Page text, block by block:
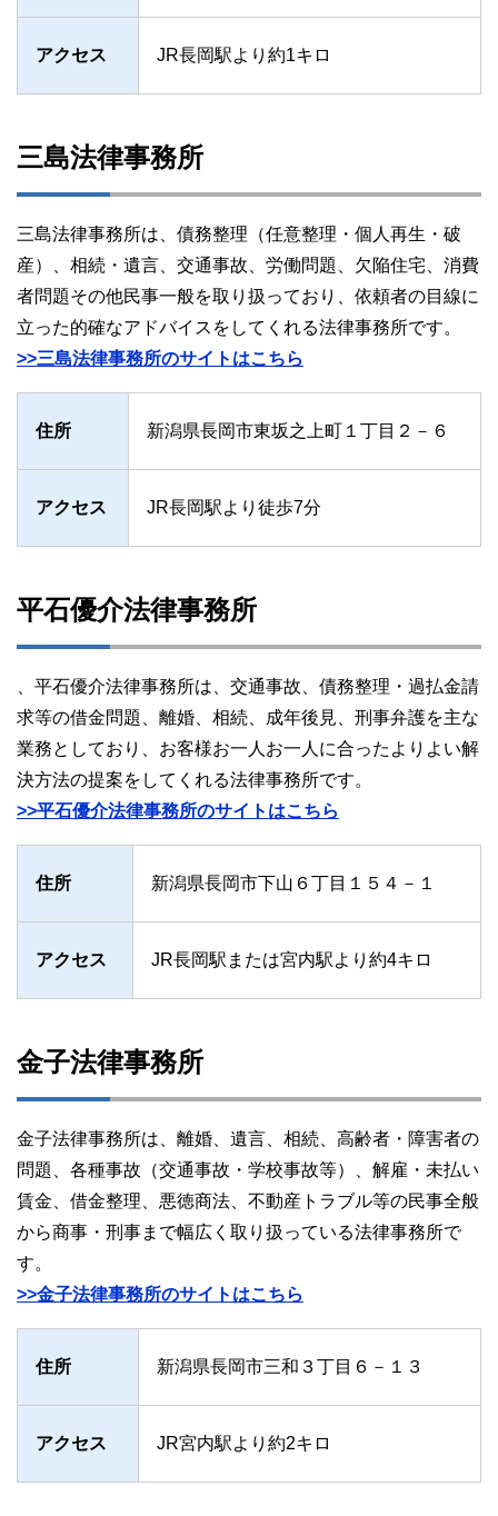
アクセス JR長岡駅より約1キロ
三島法律事務所
三島法律事務所は、債務整理（任意整理・個人再生・破
産）、相続・遺言、交通事故、労働問題、欠陥住宅、消費
者問題その他民事一般を取り扱っており、依頼者の目線に
立った的確なアドバイスをしてくれる法律事務所です。
>>三島法律事務所のサイトはこちら
住所 新潟県長岡市東坂之上町１丁目２－６
アクセス JR長岡駅より徒歩7分
平石優介法律事務所
、平石優介法律事務所は、交通事故、債務整理・過払金請
求等の借金問題、離婚、相続、成年後見、刑事弁護を主な
業務としており、お客様お一人お一人に合ったよりよい解
決方法の提案をしてくれる法律事務所です。
>>平石優介法律事務所のサイトはこちら
住所 新潟県長岡市下山６丁目１５４－１
アクセス JR長岡駅または宮内駅より約4キロ
金子法律事務所
金子法律事務所は、離婚、遺言、相続、高齢者・障害者の
問題、各種事故（交通事故・学校事故等）、解雇・未払い
賃金、借金整理、悪徳商法、不動産トラブル等の民事全般
から商事・刑事まで幅広く取り扱っている法律事務所で
す。
>>金子法律事務所のサイトはこちら
住所 新潟県長岡市三和３丁目６－１３
アクセス JR宮内駅より約2キロ